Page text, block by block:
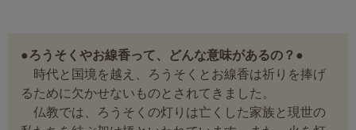
●ろうそくやお線香って、どんな意味があるの？●
時代と国境を越え、ろうそくとお線香は祈りを捧げ
るために欠かせないものとされてきました。
仏教では、ろうそくの灯りは亡くした家族と現世の